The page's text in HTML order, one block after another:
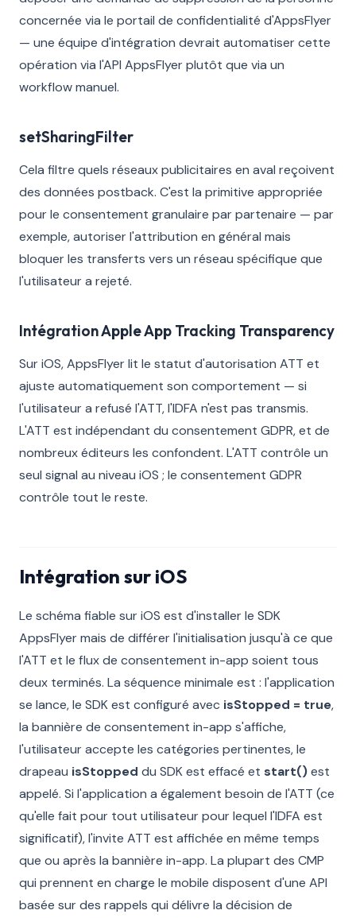
concernée via le portail de confidentialité d'AppsFlyer
— une équipe d'intégration devrait automatiser cette
opération via l'API AppsFlyer plutôt que via un
workflow manuel.
setSharingFilter
Cela filtre quels réseaux publicitaires en aval reçoivent
des données postback. C'est la primitive appropriée
pour le consentement granulaire par partenaire — par
exemple, autoriser l'attribution en général mais
bloquer les transferts vers un réseau spécifique que
l'utilisateur a rejeté.
Intégration Apple App Tracking Transparency
Sur iOS, AppsFlyer lit le statut d'autorisation ATT et
ajuste automatiquement son comportement — si
l'utilisateur a refusé l'ATT, l'IDFA n'est pas transmis.
L'ATT est indépendant du consentement GDPR, et de
nombreux éditeurs les confondent. L'ATT contrôle un
seul signal au niveau iOS ; le consentement GDPR
contrôle tout le reste.
Intégration sur iOS
Le schéma fiable sur iOS est d'installer le SDK
AppsFlyer mais de différer l'initialisation jusqu'à ce que
l'ATT et le flux de consentement in-app soient tous
deux terminés. La séquence minimale est : l'application
se lance, le SDK est configuré avec isStopped = true,
la bannière de consentement in-app s'affiche,
l'utilisateur accepte les catégories pertinentes, le
drapeau isStopped du SDK est effacé et start()est
appelé. Si l'application a également besoin de l'ATT (ce
qu'elle fait pour tout utilisateur pour lequel l'IDFA est
significatif), l'invite ATT est affichée en même temps
que ou après la bannière in-app. La plupart des CMP
qui prennent en charge le mobile disposent d'une API
basée sur des rappels qui délivre la décision de